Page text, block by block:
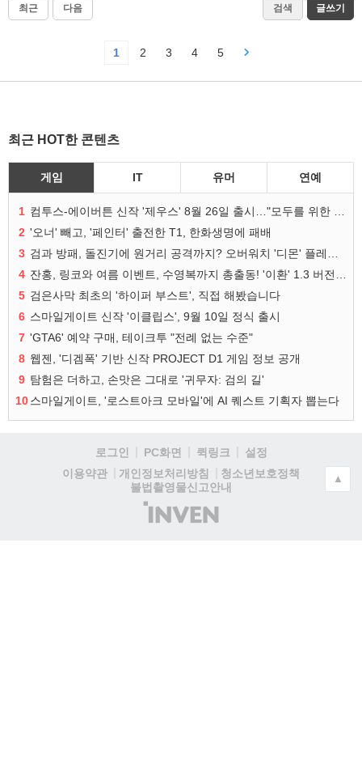
최근 다음 검색 글쓰기
1 2 3 4 5
최근 HOT한 콘텐츠
게임 IT 유머 연예
1
2 '오너' 빼고, '페인터' 출전한 T1, 한화생명에 패배
3
4
5 검은사막 최초의 '하이퍼 부스트', 직접 해봤습니다
6 스마일게이트 신작 '이클립스', 9월 10일 정식 출시
7 'GTA6' 예약 구매, 테이크투 "전례 없는 수준"
8 웹젠, '디겜폭' 기반 신작 PROJECT D1 게임 정보 공개
9 탐험은 더하고, 손맛은 그대로 '귀무자: 검의 길'
10스마일게이트, '로스트아크 모바일'에 AI 퀘스트 기획자 뽑는다
로그인 PC화면 퀵링크
설정
이용약관
개인정보처리방침
청소년보호정책
불법촬영물신고안내
(주)
인
▲